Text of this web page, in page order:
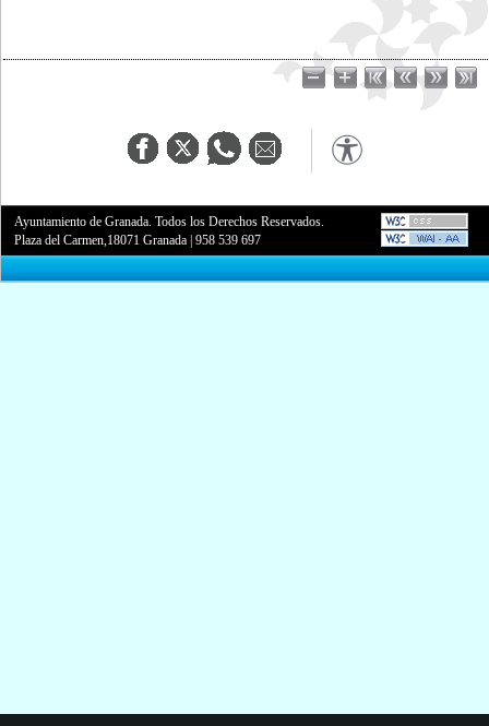
Ayuntamiento de Granada. Todos los Derechos Reservados.
Plaza del Carmen,18071 Granada |958 539 697